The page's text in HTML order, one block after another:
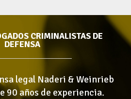
CRIMINALISTAS DE
DEFENSA
legal Naderi & Weinrieb
90 años de experiencia.